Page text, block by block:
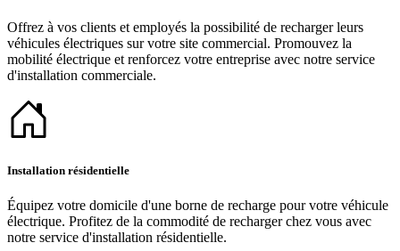
Offrez à vos clients et employés la possibilité de recharger leurs
véhicules électriques sur votre site commercial. Promouvez la
mobilité électrique et renforcez votre entreprise avec notre service
d'installation commerciale.
Installation résidentielle
Équipez votre domicile d'une borne de recharge pour votre véhicule
électrique. Profitez de la commodité de recharger chez vous avec
notre service d'installation résidentielle.